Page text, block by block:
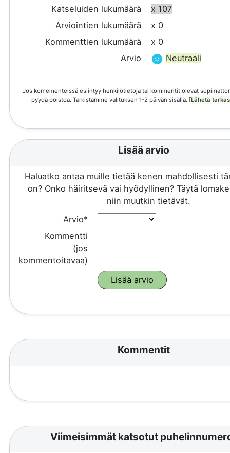
Katseluiden lukumäärä
x 107
Arviointien lukumäärä
x 0
Kommenttien lukumäärä
x 0
Arvio
Neutraali
Jos komementeissä esiintyy henkilötietoja tai kommentit olevat
pyydä poistoa. Tarkistamme valituksen 1-2 päivän sisällä. [Lähetä
Lisää arvio
Haluatko antaa muille tietää kenen mahdollisesti
on? Onko häiritsevä vai hyödyllinen? Täytä
niin muutkin tietävät.
Arvio*
Kommentti
(jos
kommentoitavaa)
Kommentit
Viimeisimmät katsotut